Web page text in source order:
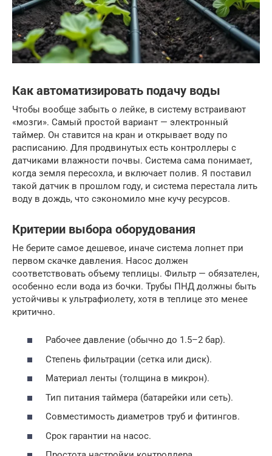
Как автоматизировать подачу воды
Чтобы вообще забыть о лейке, в систему встраивают
«мозги». Самый простой вариант — электронный
таймер. Он ставится на кран и открывает воду по
расписанию. Для продвинутых есть контроллеры с
датчиками влажности почвы. Система сама понимает,
когда земля пересохла, и включает полив. Я поставил
такой датчик в прошлом году, и система перестала лить
воду в дождь, что сэкономило мне кучу ресурсов.
Критерии выбора оборудования
Не берите самое дешевое, иначе система лопнет при
первом скачке давления. Насос должен
соответствовать объему теплицы. Фильтр — обязателен,
особенно если вода из бочки. Трубы ПНД должны быть
устойчивы к ультрафиолету, хотя в теплице это менее
критично.
Рабочее давление (обычно до 1.5–2 бар).
Степень фильтрации (сетка или диск).
Материал ленты (толщина в микрон).
Тип питания таймера (батарейки или сеть).
Совместимость диаметров труб и фитингов.
Срок гарантии на насос.